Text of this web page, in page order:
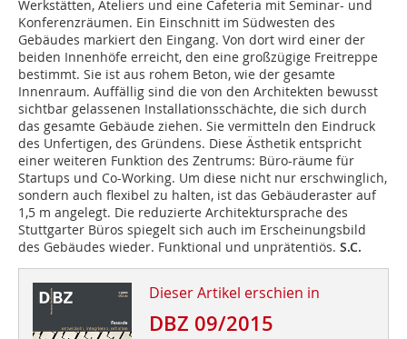
Werkstätten, Ateliers und eine Cafeteria mit Seminar- und
Konferenzräumen. Ein Einschnitt im Südwesten des
Gebäudes markiert den Eingang. Von dort wird einer der
beiden Innenhöfe erreicht, den eine großzügige Freitreppe
bestimmt. Sie ist aus rohem Beton, wie der gesamte
Innenraum. Auffällig sind die von den Architekten bewusst
sichtbar gelassenen Installationsschächte, die sich durch
das gesamte Gebäude ziehen. Sie vermitteln den Eindruck
des Unfertigen, des Gründens. Diese Ästhetik entspricht
einer weiteren Funktion des Zentrums: Büro-räume für
Startups und Co-Working. Um diese nicht nur erschwinglich,
sondern auch flexibel zu halten, ist das Gebäuderaster auf
1,5 m angelegt. Die reduzierte Architektursprache des
Stuttgarter Büros spiegelt sich auch im Erscheinungsbild
des Gebäudes wieder. Funktional und unprätentiös. S.C.
Dieser Artikel erschien in
DBZ 09/2015